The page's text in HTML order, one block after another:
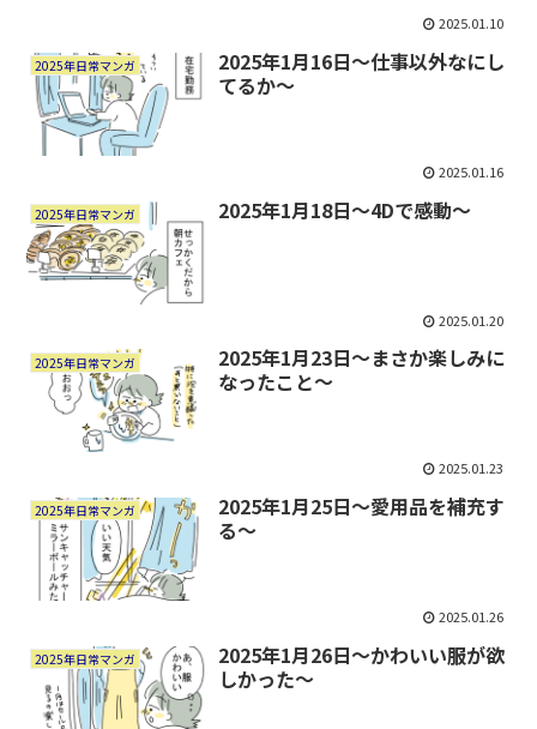
2025.01.10
2025年日常マンガ
2025年1月16日～仕事以外なにし
てるか～
2025.01.16
2025年日常マンガ 2025年1月18日～4Dで感動～
2025.01.20
2025年日常マンガ
2025年1月23日～まさか楽しみに
なったこと～
2025.01.23
2025年日常マンガ
2025年1月25日～愛用品を補充す
る～
2025.01.26
2025年日常マンガ
2025年1月26日～かわいい服が欲
しかった～